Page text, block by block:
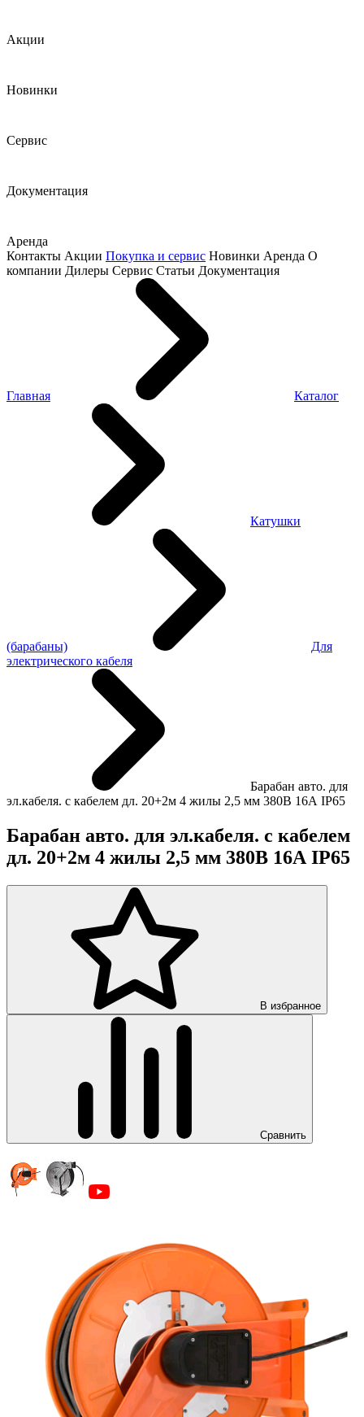
Акции
Новинки
Сервис
Документация
Аренда
Контакты Акции Покупка и сервис Новинки Аренда О
компании Дилеры Сервис Статьи Документация
Главная Каталог
Катушки
(барабаны)
Для
электрического кабеля
Барабан авто. для
эл.кабеля. с кабелем дл. 20+2м 4 жилы 2,5 мм 380В 16А IP65
Барабан авто. для эл.кабеля. с кабелем
дл. 20+2м 4 жилы 2,5 мм 380В 16А IP65
В избранное
Сравнить